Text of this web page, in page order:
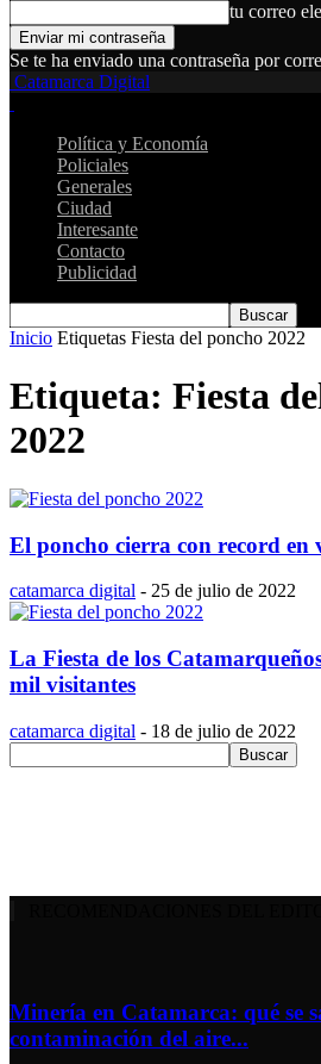
tu correo
Se te ha enviado una contraseña por
Catamarca Digital
Política y Economía
Policiales
Generales
Ciudad
Interesante
Contacto
Publicidad
Inicio Etiquetas Fiesta del poncho 2022
Etiqueta: Fiesta
2022
El poncho cierra con record en
catamarca digital - 25 de julio de 2022
La Fiesta de los
mil visitantes
catamarca digital - 18 de julio de 2022
Minería en Catamarca: qué se
contaminación del aire...